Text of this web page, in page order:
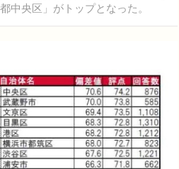
中央区」がトップとなった。